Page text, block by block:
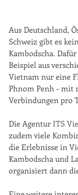
Aus Deutschland,
Schweiz gibt es
Kambodscha.
Beispiel aus
Vietnam nur eine
Phnom Penh – mit
Verbindungen pro
Die Agentur ITS
zudem viele
die Erlebnisse in
Kambodscha und
organisiert dann